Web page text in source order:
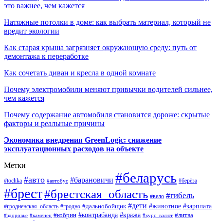
это важнее, чем кажется
Натяжные потолки в доме: как выбрать материал, который не
вредит экологии
Как старая крыша загрязняет окружающую среду: путь от
демонтажа к переработке
Как сочетать диван и кресла в одной комнате
Почему электромобили меняют привычки водителей сильнее,
чем кажется
Почему содержание автомобиля становится дороже: скрытые
факторы и реальные причины
Экономика внедрения GreenLogic: снижение
эксплуатационных расходов на объекте
Метки
#tochka #авто #автобус #барановичи #беларусь #берёза
#брест#брестская_область #вело #гибель
#гродненская_область #гродно #дальнобойщик #дети #животное #зарплата
#здоровье #каменец #кобрин #контрабанда #кража #курс_валют #литва